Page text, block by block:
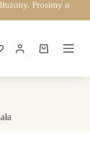
Prosimy o
Koszyk